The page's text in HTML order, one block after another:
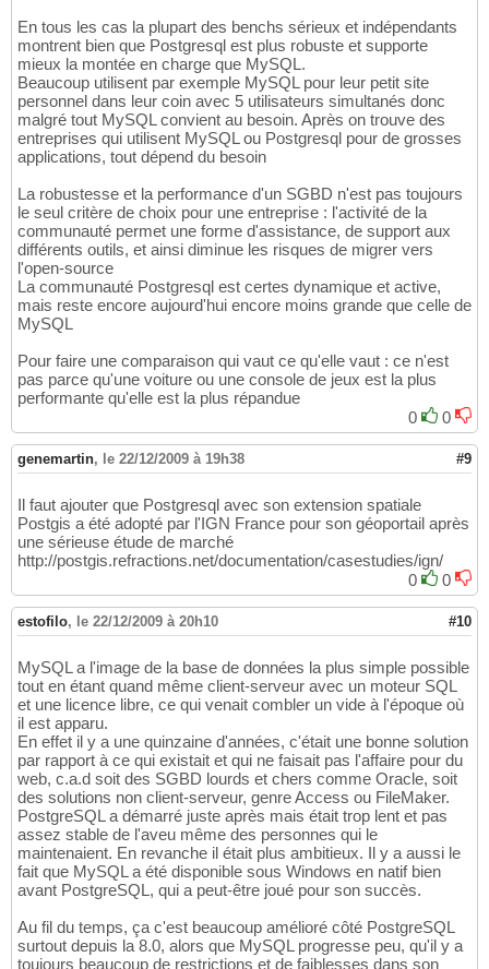
En tous les cas la plupart des benchs sérieux et indépendants
montrent bien que Postgresql est plus robuste et supporte
mieux la montée en charge que MySQL.
Beaucoup utilisent par exemple MySQL pour leur petit site
personnel dans leur coin avec 5 utilisateurs simultanés donc
malgré tout MySQL convient au besoin. Après on trouve des
entreprises qui utilisent MySQL ou Postgresql pour de grosses
applications, tout dépend du besoin
La robustesse et la performance d'un SGBD n'est pas toujours
le seul critère de choix pour une entreprise : l'activité de la
communauté permet une forme d'assistance, de support aux
différents outils, et ainsi diminue les risques de migrer vers
l'open-source
La communauté Postgresql est certes dynamique et active,
mais reste encore aujourd'hui encore moins grande que celle de
MySQL
Pour faire une comparaison qui vaut ce qu'elle vaut : ce n'est
pas parce qu'une voiture ou une console de jeux est la plus
performante qu'elle est la plus répandue
0
0
genemartin, le 22/12/2009 à 19h38 #9
Il faut ajouter que Postgresql avec son extension spatiale
Postgis a été adopté par l'IGN France pour son géoportail après
une sérieuse étude de marché
http://postgis.refractions.net/documentation/casestudies/ign/
0
0
estofilo, le 22/12/2009 à 20h10 #10
MySQL a l'image de la base de données la plus simple possible
tout en étant quand même client-serveur avec un moteur SQL
et une licence libre, ce qui venait combler un vide à l'époque où
il est apparu.
En effet il y a une quinzaine d'années, c'était une bonne solution
par rapport à ce qui existait et qui ne faisait pas l'affaire pour du
web, c.a.d soit des SGBD lourds et chers comme Oracle, soit
des solutions non client-serveur, genre Access ou FileMaker.
PostgreSQL a démarré juste après mais était trop lent et pas
assez stable de l'aveu même des personnes qui le
maintenaient. En revanche il était plus ambitieux. Il y a aussi le
fait que MySQL a été disponible sous Windows en natif bien
avant PostgreSQL, qui a peut-être joué pour son succès.
Au fil du temps, ça c'est beaucoup amélioré côté PostgreSQL
surtout depuis la 8.0, alors que MySQL progresse peu, qu'il y a
toujours beaucoup de restrictions et de faiblesses dans son